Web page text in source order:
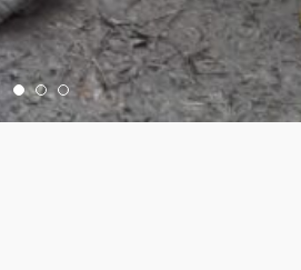
Einkauf
Hund
Gehe
zu
Gehe
zu
Gehe
zu